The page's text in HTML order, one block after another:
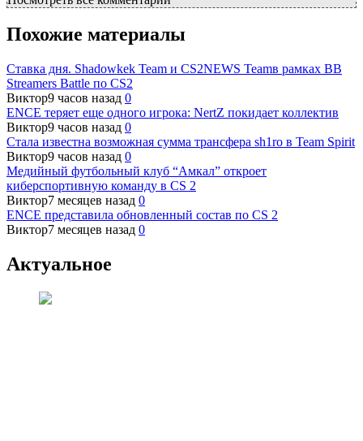
Похожие материалы
Ставка дня. Shadowkek Team и CS2NEWS Teamв рамках BB
Streamers Battle по CS2
Виктор9 часов назад 0
ENCE теряет еще одного игрока: NertZ покидает коллектив
Виктор9 часов назад 0
Стала известна возможная сумма трансфера sh1ro в Team Spirit
Виктор9 часов назад 0
Медийный футбольный клуб “Амкал” откроет
киберспортивную команду в CS 2
Виктор7 месяцев назад 0
ENCE представила обновленный состав по CS 2
Виктор7 месяцев назад 0
Актуальное